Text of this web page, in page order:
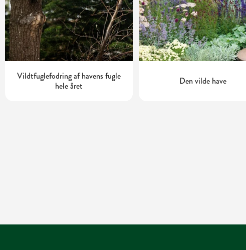
Vildtfuglefodring af havens fugle
hele året
Den vilde have